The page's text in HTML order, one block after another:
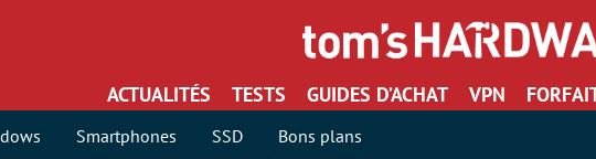
ACTUALITÉS TESTS GUIDES D’ACHAT VPN
Smartphones SSD Bons plans